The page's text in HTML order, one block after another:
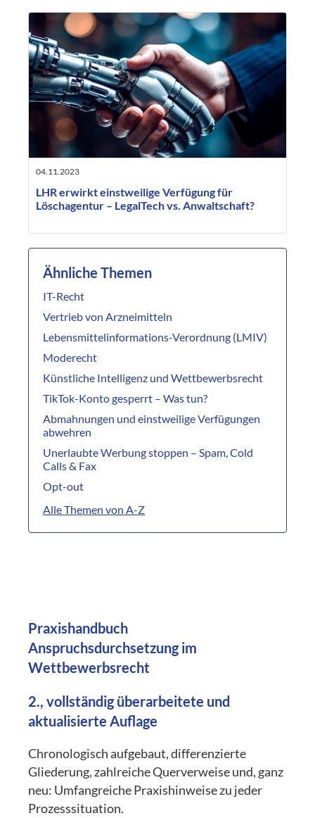
04.11.2023
LHR erwirkt einstweilige Verfügung für
Löschagentur – LegalTech vs. Anwaltschaft?
Ähnliche Themen
IT-Recht
Vertrieb von Arzneimitteln
Lebensmittelinformations-Verordnung (LMIV)
Moderecht
Künstliche Intelligenz und Wettbewerbsrecht
TikTok-Konto gesperrt – Was tun?
Abmahnungen und einstweilige Verfügungen
abwehren
Unerlaubte Werbung stoppen – Spam, Cold
Calls & Fax
Opt-out
Alle Themen von A-Z
Praxishandbuch
Anspruchsdurchsetzung im
Wettbewerbsrecht
2., vollständig überarbeitete und
aktualisierte Auflage
Chronologisch aufgebaut, differenzierte
Gliederung, zahlreiche Querverweise und, ganz
neu: Umfangreiche Praxishinweise zu jeder
Prozesssituation.